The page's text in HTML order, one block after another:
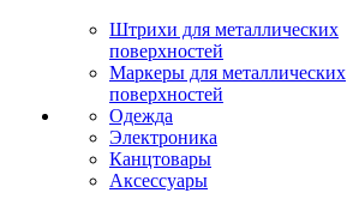
Штрихи для металлических
поверхностей
Маркеры для металлических
поверхностей
Одежда
Электроника
Канцтовары
Аксессуары